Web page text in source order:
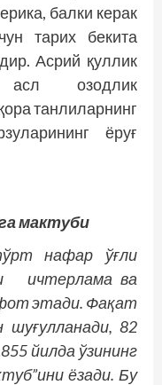
балки керак
тарих бекита
Асрий қуллик
асл озодлик
танлиларнинг
ёруғ
мактуби
нафар ўғли
ичтерлама ва
этади. Фақат
82
йилда ўзининг
ёзади. Бу